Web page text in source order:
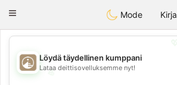
Bahebik
Toggle
Mode
💖
Löydä täydellinen kumppani
Lataa deittisovelluksemme nyt!